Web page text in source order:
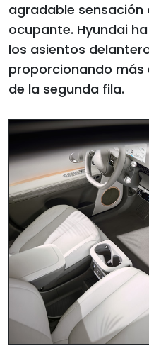
agradable sensación
ocupante. Hyundai
los asientos
proporcionando más
de la segunda fila.